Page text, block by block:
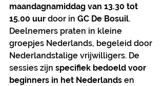
maandagnamiddag van 13.30 tot
15.00 uur door in GC De Bosuil.
Deelnemers praten in kleine
groepjes Nederlands, begeleid door
Nederlandstalige vrijwilligers. De
sessies zijn specifiek bedoeld voor
beginners in het Nederlands en